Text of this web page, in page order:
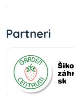
Partneri